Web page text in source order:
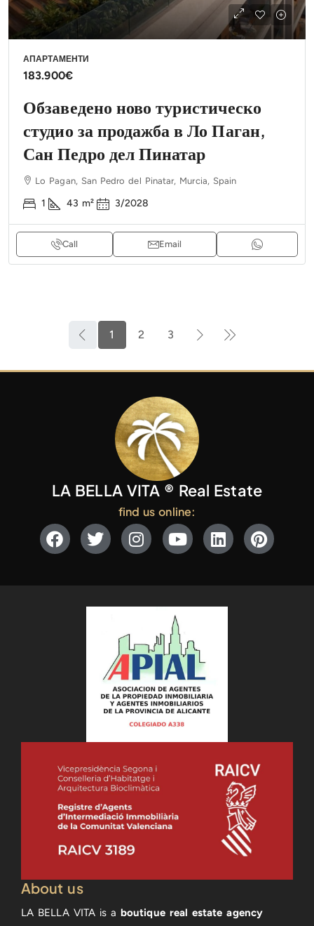
АПАРТАМЕНТИ
183.900€
Обзаведено ново туристическо
студио за продажба в Ло Паган,
Сан Педро дел Пинатар
Lo Pagan, San Pedro del Pinatar, Murcia, Spain
1 43 m² 3/2028
Call Email
1 2 3
LA BELLA VITA ® Real Estate
find us online:
About us
LA BELLA VITA is a boutique real estate agency